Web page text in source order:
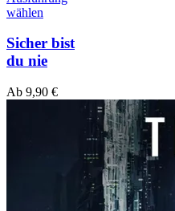
wählen
Sicher bist
du nie
Ab 9,90 €